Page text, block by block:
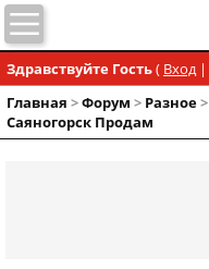
Здравствуйте Гость( Вход|
Главная >Форум > Разное>
Саяногорск Продам